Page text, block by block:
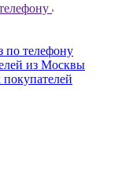
по телефону
из Москвы